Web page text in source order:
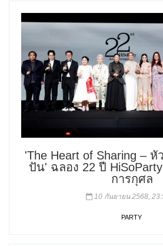
'The Heart of Sharing – หั
ปัน' ฉลอง 22 ปี
การกุศล
10 กันยายน 2568,
PARTY